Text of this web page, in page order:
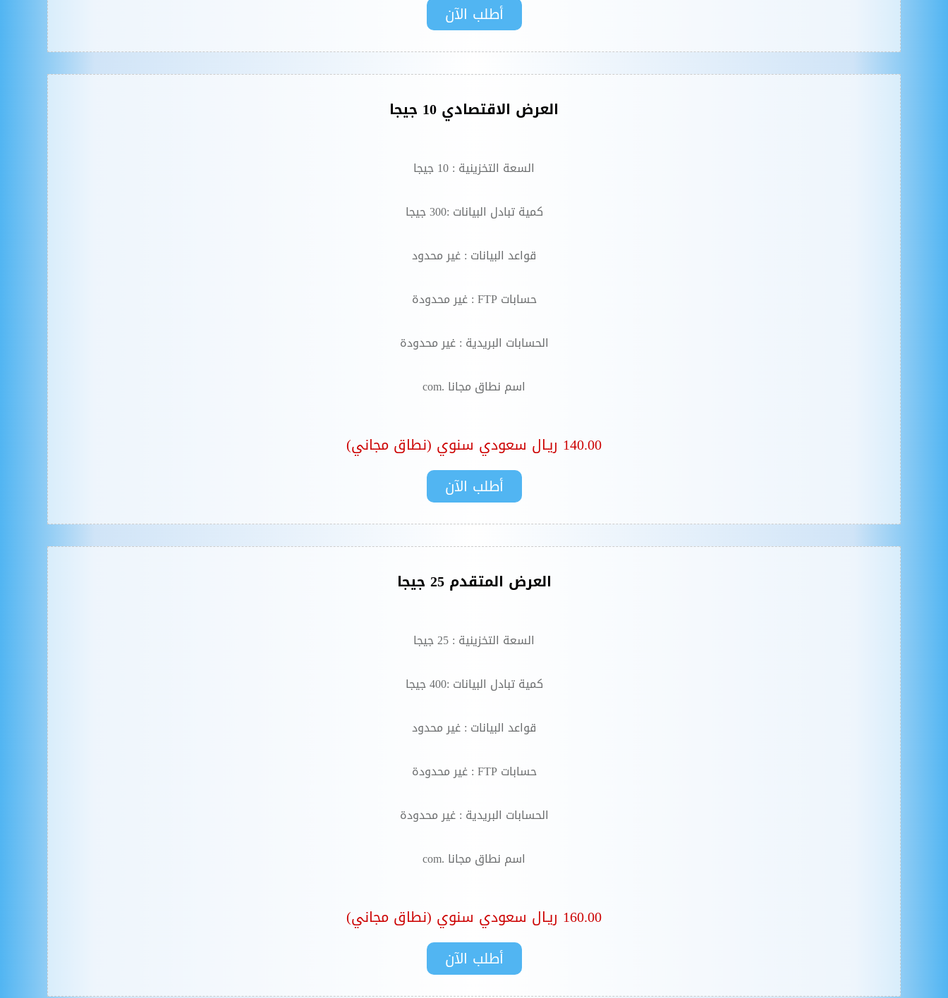
العرض الاقتصادي 10 جيجا
السعة التخزينية : 10 جيجا
كمية تبادل البيانات :300 جيجا
قواعد البيانات : غير محدود
حسابات FTP : غير محدودة
الحسابات البريدية : غير محدودة
اسم نطاق مجانا .com
140.00 ريـال سعودي سنوي (نطاق مجاني)
العرض المتقدم 25 جيجا
السعة التخزينية : 25 جيجا
كمية تبادل البيانات :400 جيجا
قواعد البيانات : غير محدود
حسابات FTP : غير محدودة
الحسابات البريدية : غير محدودة
اسم نطاق مجانا .com
160.00 ريـال سعودي سنوي (نطاق مجاني)